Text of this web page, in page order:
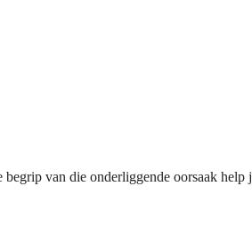
van die onderliggende oorsaak help